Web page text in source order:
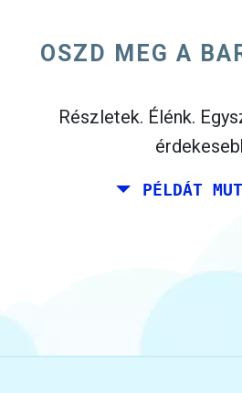
születésnapját. Azonban
barátai élnek Dublinban
OSZD MEG A
Részletek. Élénk.
PÉLDÁT